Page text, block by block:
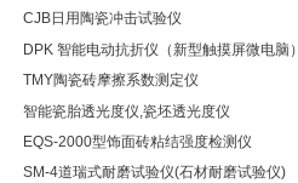
CJB日用陶瓷冲击试验仪
DPK 智能电动抗折仪（新型触摸屏微电脑）
TMY陶瓷砖摩擦系数测定仪
智能瓷胎透光度仪,瓷坯透光度仪
EQS-2000型饰面砖粘结强度检测仪
SM-4道瑞式耐磨试验仪(石材耐磨试验仪)